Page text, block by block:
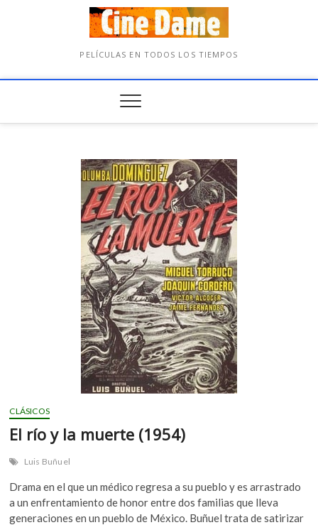
PELÍCULAS EN TODOS LOS TIEMPOS
CLÁSICOS
El río y la muerte (1954)
Luis Buñuel
Drama en el que un médico regresa a su pueblo y es arrastrado
a un enfrentamiento de honor entre dos familias que lleva
generaciones en un pueblo de México. Buñuel trata de satirizar